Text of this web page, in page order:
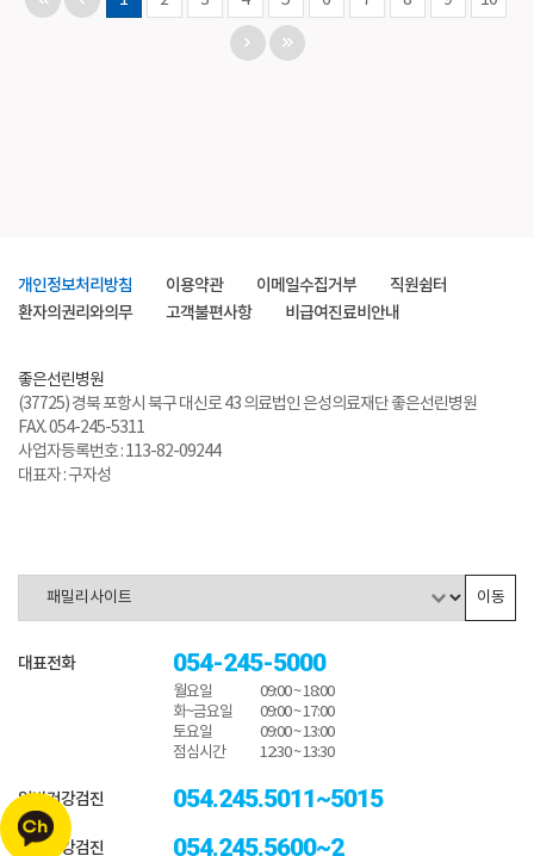
개인정보처리방침 이용약관 이메일수집거부
직원쉼터
환자의권리와의무
고객불편사항 비급여진료비안내
좋은선린병원
(37725) 경북 포항시 북구 대신로 43 의료법인 은성의료재단 좋은선린병원
FAX. 054-245-5311
사업자등록번호 : 113-82-09244
대표자 : 구자성
이동
대표전화 054-245-5000
월요일
09:00 ~ 18:00
화~금요일
09:00 ~ 17:00
토요일
09:00 ~ 13:00
점심시간
12:30 ~ 13:30
일반건강검진 054.245.5011~5015
종합건강검진 054.245.5600~2